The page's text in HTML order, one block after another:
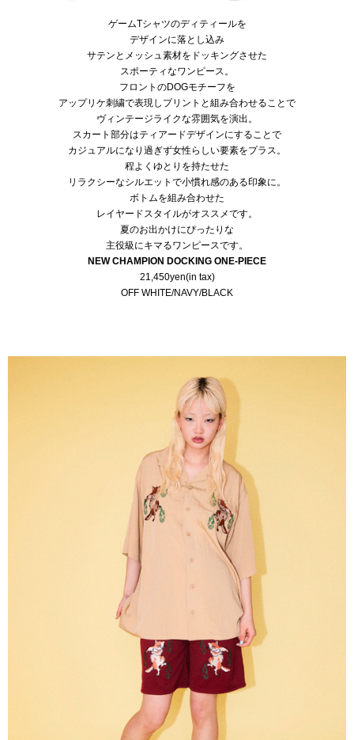
ゲームTシャツのディティールを
デザインに落とし込み
サテンとメッシュ素材をドッキングさせた
スポーティなワンピース。
フロントのDOGモチーフを
アップリケ刺繍で表現しプリントと組み合わせることで
ヴィンテージライクな雰囲気を演出。
スカート部分はティアードデザインにすることで
カジュアルになり過ぎず女性らしい要素をプラス。
程よくゆとりを持たせた
リラクシーなシルエットで小慣れ感のある印象に。
ボトムを組み合わせた
レイヤードスタイルがオススメです。
夏のお出かけにぴったりな
主役級にキマるワンピースです。
NEW CHAMPION DOCKING ONE-PIECE
21,450yen(in tax)
OFF WHITE/NAVY/BLACK